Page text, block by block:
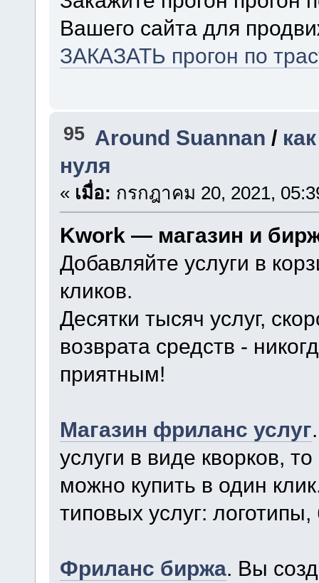
Вашего сайта для
ЗАКАЗАТЬ прогон по
95 Around Suannan /
нуля
« เมื่อ: กรกฎาคม 20, 2021,
Kwork — магазин и
Добавляйте услуги в
кликов.
Десятки тысяч услуг,
возврата средств -
приятным!
Магазин фриланс услуг
услуги в виде кворков,
можно купить в один
типовых услуг:
Фриланс биржа. Вы